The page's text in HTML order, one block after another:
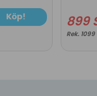
Köp! 899
1099